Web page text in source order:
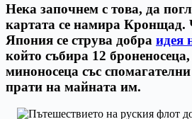
Нека започнем с това, да
картата се намира Кронщад.
Япония се струва добра идея
който събира 12
миноносеца със
прати на майната им.